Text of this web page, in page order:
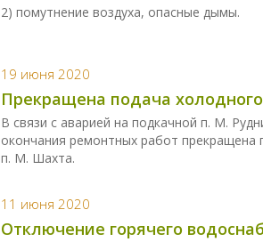
2) помутнение воздуха, опасные дымы.
19 июня 2020
Прекращена подача
В связи с аварией на подкачной п. М.
окончания ремонтных работ прекращена
п. М. Шахта.
11 июня 2020
Отключение горячего